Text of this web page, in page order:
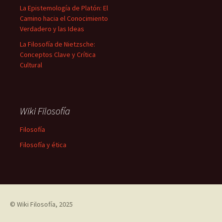
La Epistemología de Platón: El
Camino hacia el Conocimiento
Verdadero y las Ideas
La Filosofía de Nietzsche:
Conceptos Clave y Crítica
Cultural
Wiki Filosofía
Filosofía
Filosofía y ética
© Wiki Filosofía, 2025